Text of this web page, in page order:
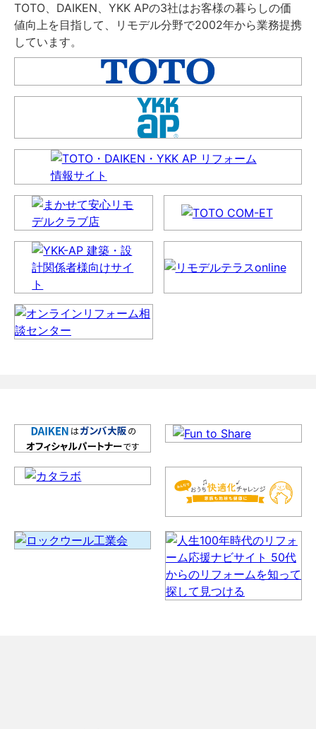
TOTO、DAIKEN、YKK APの3社はお客様の暮らしの価
値向上を目指して、リモデル分野で2002年から業務提携
しています。